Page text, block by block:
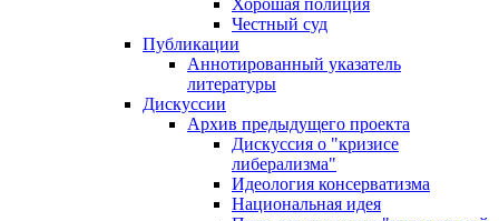
Хорошая полиция
Честный суд
Публикации
Аннотированный указатель
литературы
Дискуссии
Архив предыдущего проекта
Дискуссия о "кризисе
либерализма"
Идеология консерватизма
Национальная идея